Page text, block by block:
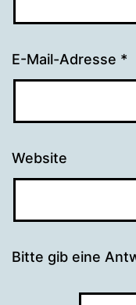
E-Mail-Adresse *
Website
Bitte gib eine